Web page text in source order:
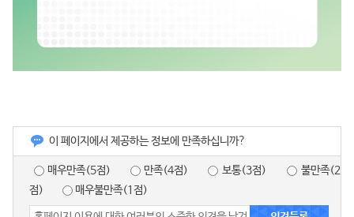
이 페이지에서 제공하는 정보에 만족하십니까?
매우만족(5점) 만족(4점) 보통(3점)
점)
매우불만족(1점)